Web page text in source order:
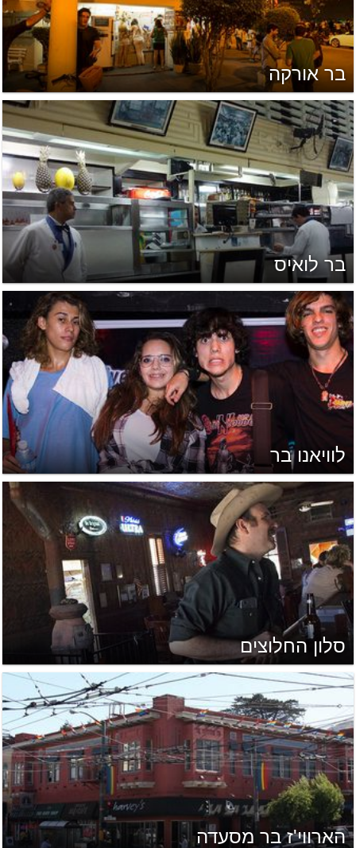
בר אורקה
בר לואיס
לוויאנו בר
סלון החלוצים
הארווי'ז בר מסעדה